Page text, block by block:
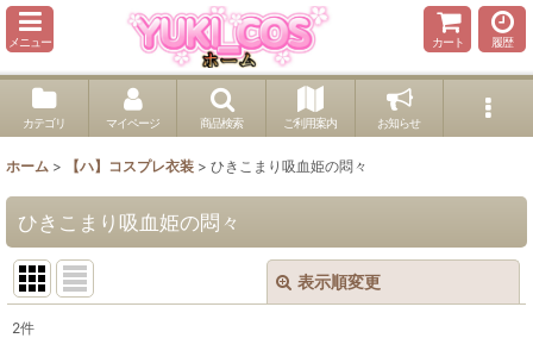
メニュー カート 履歴
カテゴリ マイページ 商品検索 ご利用案内 お知らせ
ホーム > 【ハ】コスプレ衣装 > ひきこまり吸血姫の悶々
ひきこまり吸血姫の悶々
表示順変更
2件